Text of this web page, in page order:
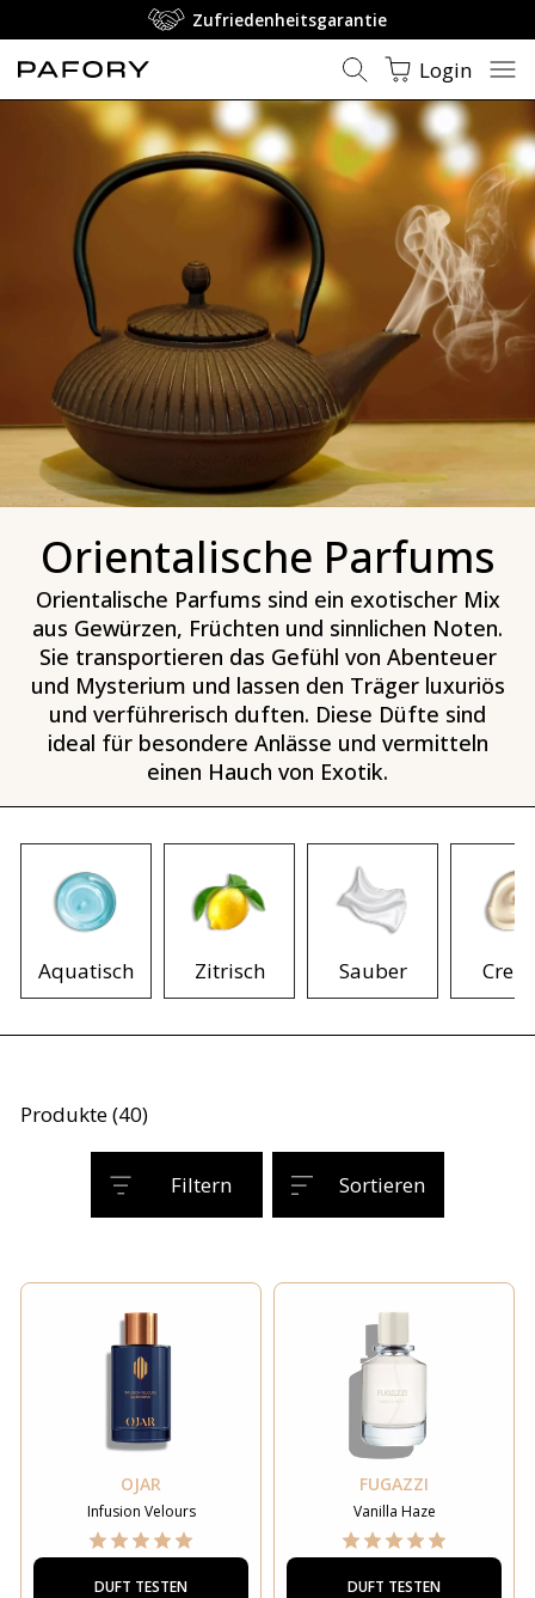
Zufriedenheitsgarantie
Login
Orientalische Parfums
Orientalische Parfums sind ein exotischer Mix
aus Gewürzen, Früchten und sinnlichen Noten.
Sie transportieren das Gefühl von Abenteuer
und Mysterium und lassen den Träger luxuriös
und verführerisch duften. Diese Düfte sind
ideal für besondere Anlässe und vermitteln
einen Hauch von Exotik.
Aquatisch Zitrisch Sauber
Produkte (40)
Filtern Sortieren
OJAR
Infusion Velours
DUFT TESTEN
FUGAZZI
Vanilla Haze
DUFT TESTEN
Orientalische Parfums - Amber & Gewürz | PAFORY